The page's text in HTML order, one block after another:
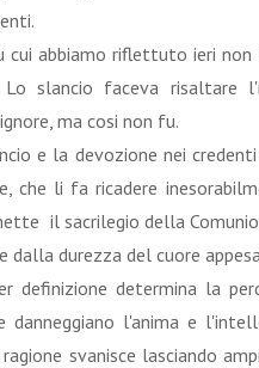
cui abbiamo riflettuto ieri
slancio faceva risaltare
ma cosi non fu.
e la devozione nei
che li fa ricadere
il sacrilegio della
dalla durezza del cuore
definizione determina la
danneggiano l'anima e
svanisce lasciando